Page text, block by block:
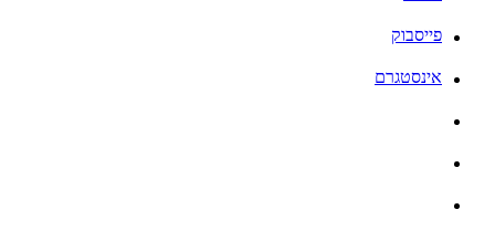
פייסבוק
אינסטגרם